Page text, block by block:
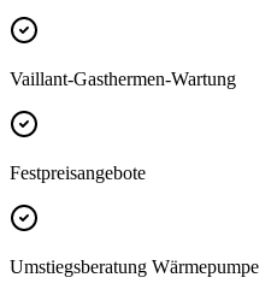
Vaillant-Gasthermen-Wartung
Festpreisangebote
Umstiegsberatung Wärmepumpe